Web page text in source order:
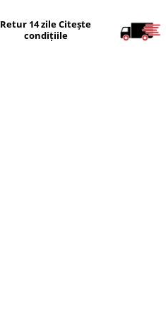
Retur 14 zile Citește
condițiile